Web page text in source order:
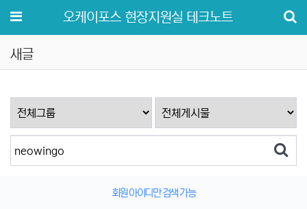
메뉴 오케이포스 현장지원실 테크노트
새글
회원 아이디만 검색 가능